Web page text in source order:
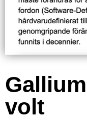
volt